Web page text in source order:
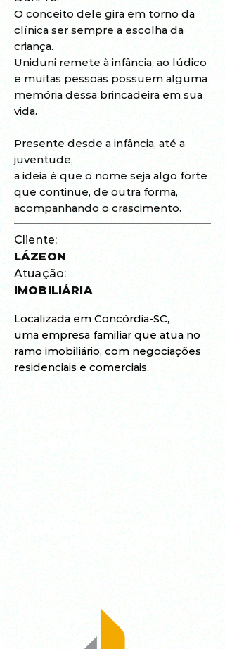
O conceito dele gira em torno da
clínica ser sempre a escolha da
criança.
Uniduni remete à infância, ao lúdico
e muitas pessoas possuem alguma
memória dessa brincadeira em sua
vida.
Presente desde a infância, até a
juventude,
a ideia é que o nome seja algo forte
que continue, de outra forma,
acompanhando o crascimento.
Cliente:
LÁZEON
Atuação:
IMOBILIÁRIA
Localizada em Concórdia-SC,
uma empresa familiar que atua no
ramo imobiliário, com negociações
residenciais e comerciais.